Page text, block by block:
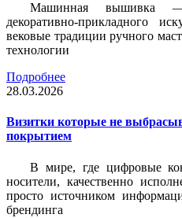
Машинная вышивка
декоративно-прикладного
вековые традиции ручного
технологии
Подробнее
28.03.2026
Визитки которые не
покрытием
В мире, где цифровые
носители, качественно
просто источником
брендинга